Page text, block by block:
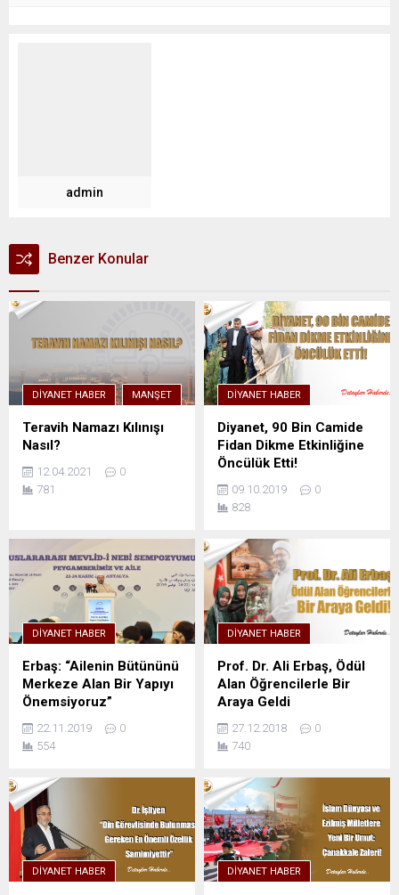
admin
Benzer Konular
DIYANET HABER MANŞET
Teravih Namazı Kılınışı
Nasıl?
12.04.2021
0
781
DIYANET HABER
Diyanet, 90 Bin Camide
Fidan Dikme Etkinliğine
Öncülük Etti!
09.10.2019
0
828
DIYANET HABER
Erbaş: “Ailenin Bütününü
Merkeze Alan Bir Yapıyı
Önemsiyoruz”
22.11.2019
0
554
DIYANET HABER
Prof. Dr. Ali Erbaş, Ödül
Alan Öğrencilerle Bir
Araya Geldi
27.12.2018
0
740
DIYANET HABER DIYANET HABER